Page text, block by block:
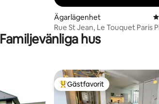
Ägarlägenhet
Rue St Jean, Le Touquet Paris
Familjevänliga hus
Populär gästfavorit
Gästfavorit